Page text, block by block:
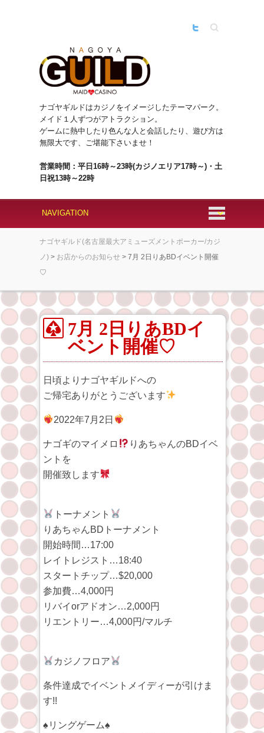
Search
ナゴヤギルドはカジノをイメージしたテーマパーク。
メイド１人ずつがアトラクション。
ゲームに熱中したり色んな人と会話したり、遊び方は
無限大です、ご堪能下さいませ！
営業時間：平日16時～23時(カジノエリア17時～)・土
日祝13時～22時
ナゴヤギルド(名古屋最大アミューズメントポーカー/カジ
ノ) > お店からのお知らせ > 7月 2日りあBDイベント開催
♡
7月 2日りあBDイ
ベント開催♡
日頃よりナゴヤギルドへの
ご帰宅ありがとうございます
2022年7月2日
ナゴギのマイメロ
りあちゃんのBDイベ
ントを
開催致します
トーナメント
りあちゃんBDトーナメント
開始時間…17:00
レイトレジスト…18:40
スタートチップ…$20,000
参加費…4,000円
リバイorアドオン…2,000円
リエントリー…4,000円/マルチ
カジノフロア
条件達成でイベントメイディーが引けま
す!!
♠️リングゲーム♠️